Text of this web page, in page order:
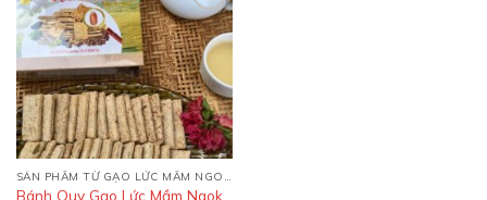
Add to
wishlist
Bánh Quy Gạo Lức Mầm Ngok